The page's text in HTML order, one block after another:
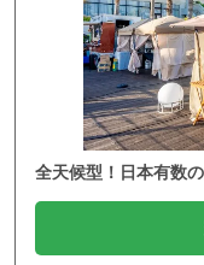
全天候型！日本有数